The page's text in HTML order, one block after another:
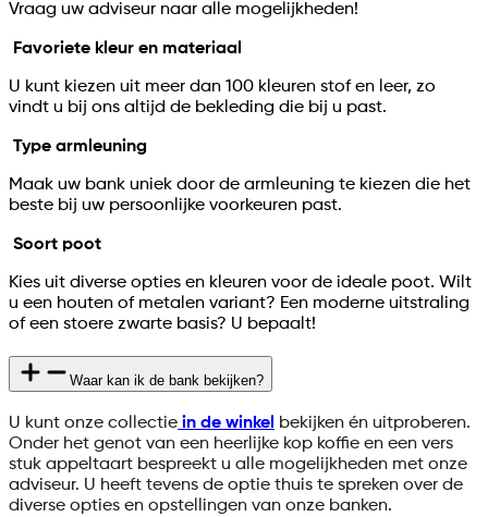
Vraag uw adviseur naar alle mogelijkheden!
Favoriete kleur en materiaal
U kunt kiezen uit meer dan 100 kleuren stof en leer, zo
vindt u bij ons altijd de bekleding die bij u past.
Type armleuning
Maak uw bank uniek door de armleuning te kiezen die het
beste bij uw persoonlijke voorkeuren past.
Soort poot
Kies uit diverse opties en kleuren voor de ideale poot. Wilt
u een houten of metalen variant? Een moderne uitstraling
of een stoere zwarte basis? U bepaalt!
Waar kan ik de bank bekijken?
U kunt onze collectie in de winkel
bekijken én uitproberen.
Onder het genot van een heerlijke kop koffie en een vers
stuk appeltaart bespreekt u alle mogelijkheden met onze
adviseur. U heeft tevens de optie thuis te spreken over de
diverse opties en opstellingen van onze banken.